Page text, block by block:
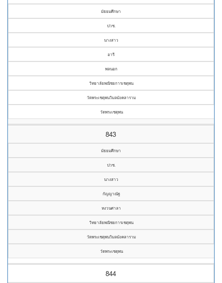
มัธยมศึกษา
ปวช.
นางสาว
อารี
พลนอก
วิทยาลัยพณิชยการเชตุพน
วัดพระเชตุพนวิมลมังคลาราม
วัดพระเชตุพน
843
มัธยมศึกษา
ปวช.
นางสาว
กัญญาณัฐ
หงวนศาลา
วิทยาลัยพณิชยการเชตุพน
วัดพระเชตุพนวิมลมังคลาราม
วัดพระเชตุพน
844